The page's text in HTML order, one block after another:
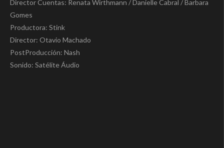
Director Cuentas: Renata Wirthmann / Danielle Cabral / Barbara
Gomes
Productora: Stink
Director: Otavio Machado
PostProducción: Nash
Sonido: Satélite Áudio